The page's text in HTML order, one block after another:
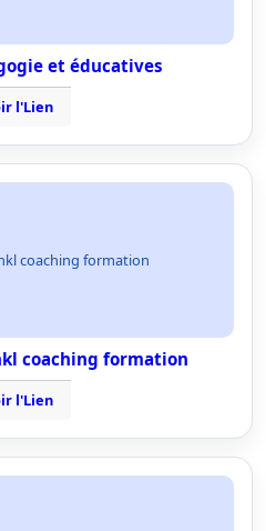
et éducatives
l'Lien
coaching formation
coaching formation
l'Lien